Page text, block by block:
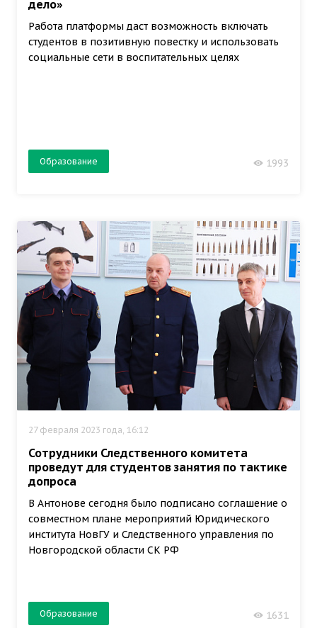
дело»
Работа платформы даст возможность включать
студентов в позитивную повестку и использовать
социальные сети в воспитательных целях
Образование 1993
27 февраля 2023 года, 16:12
Сотрудники Следственного комитета
проведут для студентов занятия по тактике
допроса
В Антонове сегодня было подписано соглашение о
совместном плане мероприятий Юридического
института НовГУ и Следственного управления по
Новгородской области СК РФ
Образование 1631